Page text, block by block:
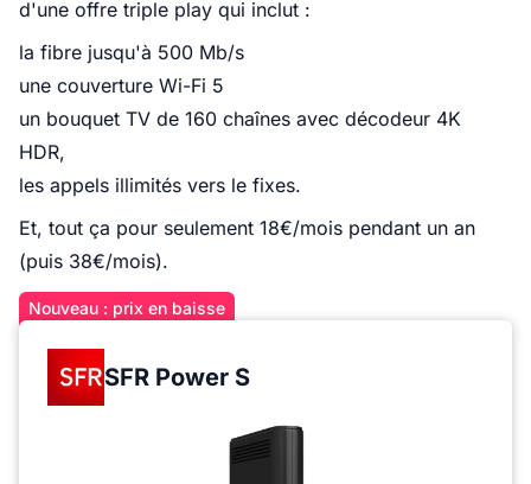
d'une offre triple play qui inclut :
la fibre jusqu'à 500 Mb/s
une couverture Wi-Fi 5
un bouquet TV de 160 chaînes avec décodeur 4K
HDR,
les appels illimités vers le fixes.
Et, tout ça pour seulement 18€/mois pendant un an
(puis 38€/mois).
Nouveau : prix en baisse
SFR Power S